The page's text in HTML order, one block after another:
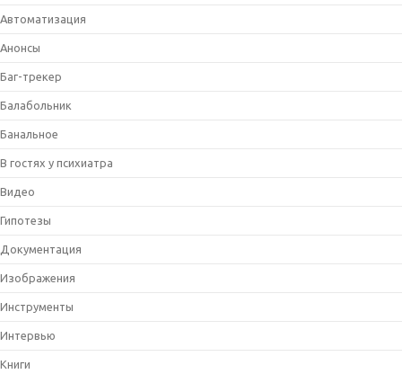
Автоматизация
Анонсы
Баг-трекер
Балабольник
Банальное
В гостях у психиатра
Видео
Гипотезы
Документация
Изображения
Инструменты
Интервью
Книги